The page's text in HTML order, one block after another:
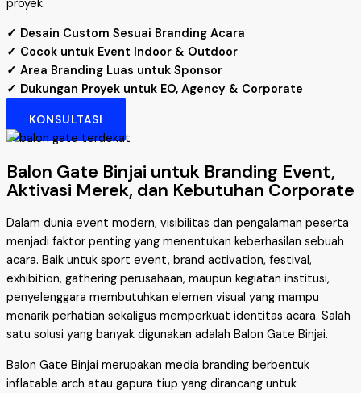
proyek.
✓ Desain Custom Sesuai Branding Acara
✓ Cocok untuk Event Indoor & Outdoor
✓ Area Branding Luas untuk Sponsor
✓ Dukungan Proyek untuk EO, Agency & Corporate
KONSULTASI
Balon Gate Binjai untuk Branding Event,
Aktivasi Merek, dan Kebutuhan Corporate
Dalam dunia event modern, visibilitas dan pengalaman peserta
menjadi faktor penting yang menentukan keberhasilan sebuah
acara. Baik untuk sport event, brand activation, festival,
exhibition, gathering perusahaan, maupun kegiatan institusi,
penyelenggara membutuhkan elemen visual yang mampu
menarik perhatian sekaligus memperkuat identitas acara. Salah
satu solusi yang banyak digunakan adalah Balon Gate Binjai.
Balon Gate Binjai merupakan media branding berbentuk
inflatable arch atau gapura tiup yang dirancang untuk